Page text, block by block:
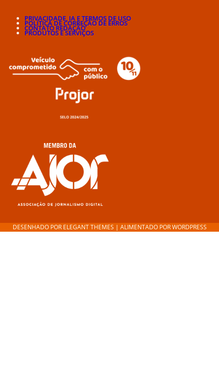
PRIVACIDADE, IA E TERMOS DE USO
POLÍTICA DE CORREÇÃO DE ERROS
CONTATO REDAÇÃO
PRODUTOS E SERVIÇOS
DESENHADO POR ELEGANT THEMES | ALIMENTADO PORWORDPRESS